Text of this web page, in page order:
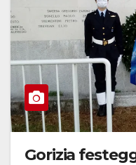
Gorizia